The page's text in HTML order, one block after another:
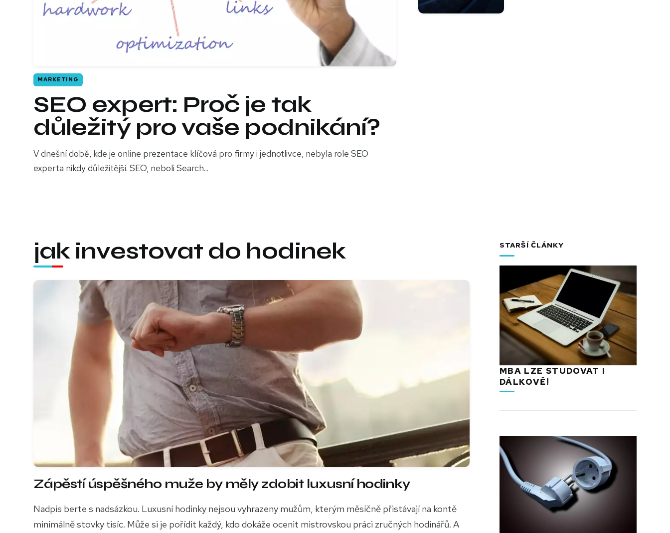
SEO expert: Proč je tak
důležitý pro vaše podnikání?
V dnešní době, kde je online prezentace klíčová pro firmy i jednotlivce, nebyla role SEO
experta nikdy důležitější. SEO, neboli Search...
MARKETING
jak investovat do hodinek
Zápěstí úspěšného muže by měly zdobit luxusní hodinky
Nadpis berte s nadsázkou. Luxusní hodinky nejsou vyhrazeny mužům, kterým měsíčně přistávají na kontě
minimálně stovky tisíc. Může si je pořídit každý, kdo dokáže ocenit mistrovskou práci zručných hodinářů. A
STARŠÍ ČLÁNKY
MBA LZE STUDOVAT I
DÁLKOVĚ!